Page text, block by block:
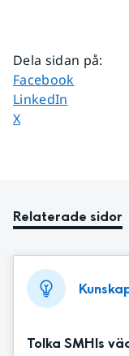
Dela sidan på:
Dela sidan på
Facebook
Dela sidan på
LinkedIn
Dela sidan på
X
Relaterade sidor
Tolka SMHIs